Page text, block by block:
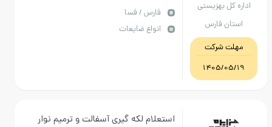
بهزیستی
فارس / فسا
انواع ضایعات
استعلام لکه گیری آسفالت و ترمیم نوار